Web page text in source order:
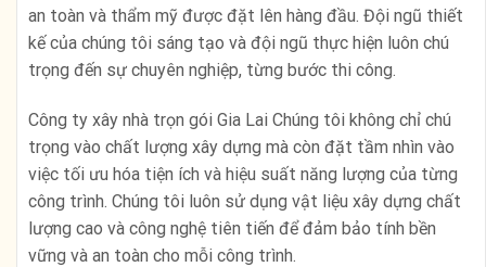
an toàn và thẩm mỹ được đặt lên hàng đầu. Đội ngũ thiết
kế của chúng tôi sáng tạo và đội ngũ thực hiện luôn chú
trọng đến sự chuyên nghiệp, từng bước thi công.
Công ty xây nhà trọn gói Gia Lai Chúng tôi không chỉ chú
trọng vào chất lượng xây dựng mà còn đặt tầm nhìn vào
việc tối ưu hóa tiện ích và hiệu suất năng lượng của từng
công trình. Chúng tôi luôn sử dụng vật liệu xây dựng chất
lượng cao và công nghệ tiên tiến để đảm bảo tính bền
vững và an toàn cho mỗi công trình.